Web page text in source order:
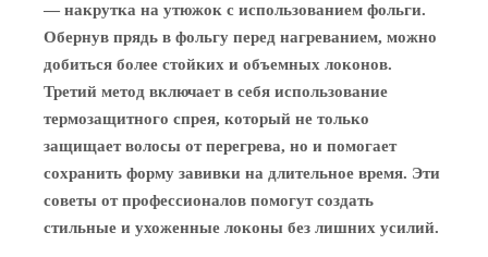
— накрутка на утюжок с использованием фольги.
Обернув прядь в фольгу перед нагреванием, можно
добиться более стойких и объемных локонов.
Третий метод включает в себя использование
термозащитного спрея, который не только
защищает волосы от перегрева, но и помогает
сохранить форму завивки на длительное время. Эти
советы от профессионалов помогут создать
стильные и ухоженные локоны без лишних усилий.